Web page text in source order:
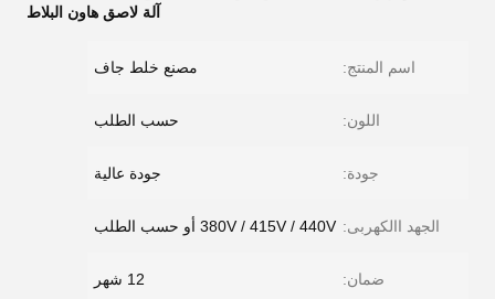
آلة لاصق هاون البلاط
اسم المنتج: مصنع خلط جاف
اللون: حسب الطلب
جودة: جودة عالية
الجهد االكهربى: 380V / 415V / 440V أو حسب الطلب
ضمان: 12 شهر